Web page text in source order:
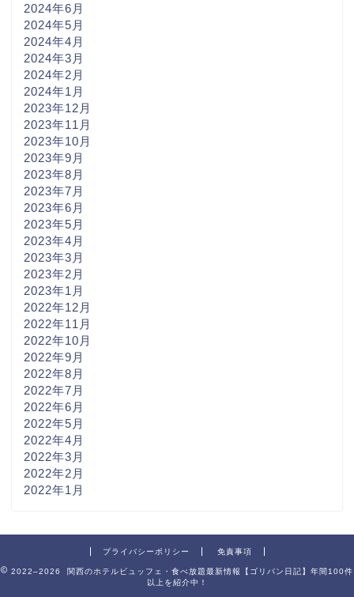
2024年6月
2024年5月
2024年4月
2024年3月
2024年2月
2024年1月
2023年12月
2023年11月
2023年10月
2023年9月
2023年8月
2023年7月
2023年6月
2023年5月
2023年4月
2023年3月
2023年2月
2023年1月
2022年12月
2022年11月
2022年10月
2022年9月
2022年8月
2022年7月
2022年6月
2022年5月
2022年4月
2022年3月
2022年2月
2022年1月
プライバシーポリシー 免責事項
2022–2026 関西のホテルビュッフェ・食べ放題最新情報【ゴリパン日記】年間100件
以上を紹介中！